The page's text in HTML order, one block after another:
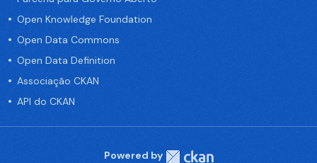
Open Knowledge Foundation
Open Data Commons
Open Data Definition
Associação CKAN
API do CKAN
Powered by